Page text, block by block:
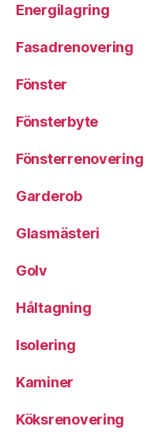
Energilagring
Fasadrenovering
Fönster
Fönsterbyte
Fönsterrenovering
Garderob
Glasmästeri
Golv
Håltagning
Isolering
Kaminer
Köksrenovering